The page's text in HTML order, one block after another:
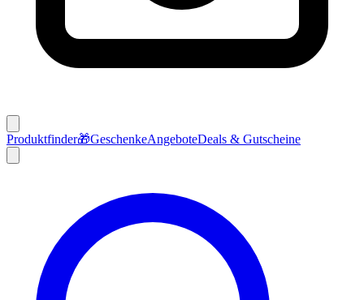
Produktfinder🎁GeschenkeAngeboteDeals & Gutscheine